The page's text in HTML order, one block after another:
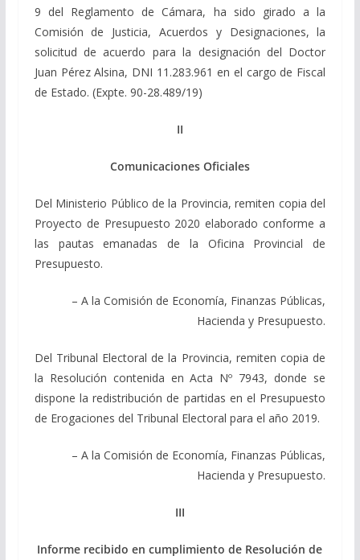
9 del Reglamento de Cámara, ha sido girado a la
Comisión de Justicia, Acuerdos y Designaciones, la
solicitud de acuerdo para la designación del Doctor
Juan Pérez Alsina, DNI 11.283.961 en el cargo de Fiscal
de Estado. (Expte. 90-28.489/19)
II
Comunicaciones Oficiales
Del Ministerio Público de la Provincia, remiten copia del
Proyecto de Presupuesto 2020 elaborado conforme a
las pautas emanadas de la Oficina Provincial de
Presupuesto.
– A la Comisión de Economía, Finanzas Públicas,
Hacienda y Presupuesto.
Del Tribunal Electoral de la Provincia, remiten copia de
la Resolución contenida en Acta Nº 7943, donde se
dispone la redistribución de partidas en el Presupuesto
de Erogaciones del Tribunal Electoral para el año 2019.
– A la Comisión de Economía, Finanzas Públicas,
Hacienda y Presupuesto.
III
Informe recibido en cumplimiento de Resolución de